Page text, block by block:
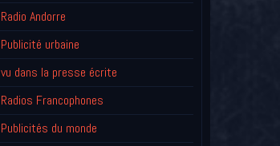
Radio Andorre
Publicité urbaine
vu dans la presse écrite
Radios Francophones
Publicités du monde